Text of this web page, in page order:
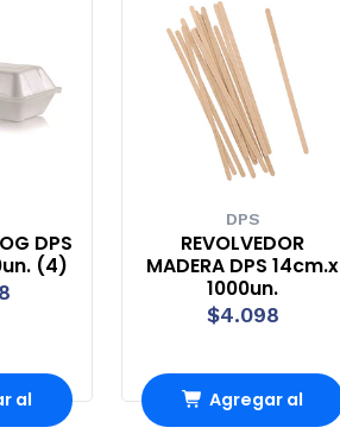
DPS
(4)
al
DPS
REVOLVEDOR
MADERA DPS 14cm.x
1000un.
$4.098
Agregar al